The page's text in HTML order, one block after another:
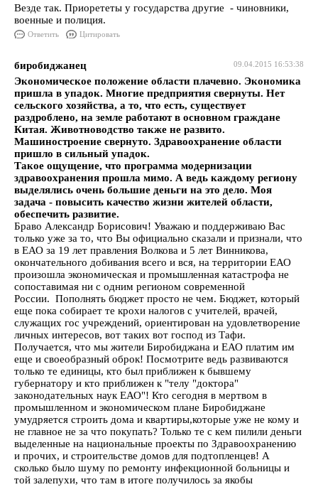
Везде так. Приорететы у государства другие - чиновники,
военные и полиция.
Ответить Цитировать
09.04.2015 16:53:38
биробиджанец
Экономическое положение области плачевно. Экономика
пришла в упадок. Многие предприятия свернуты. Нет
сельского хозяйства, а то, что есть, существует
раздроблено, на земле работают в основном граждане
Китая. Животноводство также не развито.
Машиностроение свернуто. Здравоохранение области
пришло в сильный упадок.
Такое ощущение, что программа модернизации
здравоохранения прошла мимо. А ведь каждому региону
выделялись очень большие деньги на это дело. Моя
задача - повысить качество жизни жителей области,
обеспечить развитие.
Браво Александр Борисович! Уважаю и поддерживаю Вас
только уже за то, что Вы официально сказали и признали, что
в ЕАО за 19 лет правления Волкова и 5 лет Винникова,
окончательного добивания всего и вся, на территории ЕАО
произошла экономическая и промышленная катастрофа не
сопоставимая ни с одним регионом современной
России. Пополнять бюджет просто не чем. Бюджет, который
еще пока собирает те крохи налогов с учителей, врачей,
служащих гос учреждений, ориентирован на удовлетворение
личных интересов, вот таких вот господ из Тафи.
Получается, что мы жители Биробиджана и ЕАО платим им
еще и своеобразный оброк! Посмотрите ведь развиваются
только те единицы, кто был приближен к бывшему
губернатору и кто приближен к "телу "доктора"
законодательных наук ЕАО"! Кто сегодня в мертвом в
промышленном и экономическом плане Биробиджане
умудряется строить дома и квартиры,которые уже не кому и
не главное не за что покупать? Только те с кем пилили деньги
выделенные на национальные проекты по Здравоохранению
и прочих, и строительстве домов для подтопленцев! А
сколько было шуму по ремонту инфекционной больницы и
той залепухи, что там в итоге получилось за якобы